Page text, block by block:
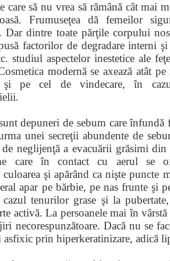
care să nu vrea să rămână cât mai
Frumuseţea dă femeilor
Dar dintre toate părţile corpului
factorilor de degradare interni
studiul aspectelor inestetice ale
modernă se axează atât
şi pe cel de vindecare, în
depuneri de sebum care
unei secreţii abundente de
de neglijenţă a evacuării grăsimi
care în contact cu aerul se
culoarea şi apărând ca nişte puncte
apar pe bărbie, pe nas frunte şi
tenurilor grase şi la
activă. La persoanele mai în
necorespunzătoare. Dacă nu se
asfixic prin hiperkeratinizare, adică